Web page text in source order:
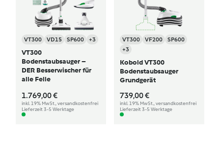
VT300 VD15 SP600 +3
VT300
Bodenstaubsauger –
DER Besserwischer für
alle Felle
1.769,00 €
inkl. 19% MwSt., versandkostenfrei
Lieferzeit 3-5 Werktage
VT300 VF200
SP600
+3
Kobold VT300
Bodenstaubsauger
Grundgerät
739,00 €
inkl. 19% MwSt., versandkostenfrei
Lieferzeit 3-5 Werktage